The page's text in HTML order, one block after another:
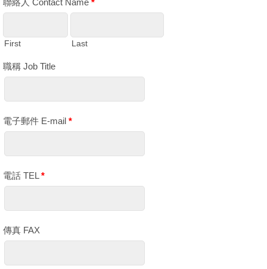
聯絡人 Contact Name *
First Last
職稱 Job Title
電子郵件 E-mail *
電話 TEL*
傳真 FAX